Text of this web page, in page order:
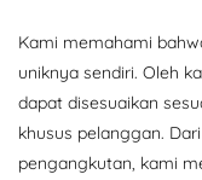
Kami memahami
uniknya sendiri. Oleh
dapat disesuaikan
khusus pelanggan.
pengangkutan, kami